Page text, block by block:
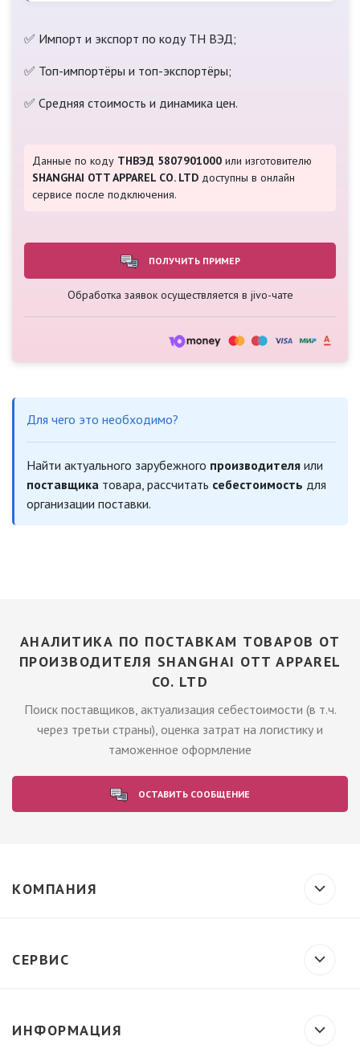
✅ Импорт и экспорт по коду ТН ВЭД;
✅ Топ-импортёры и топ-экспортёры;
✅ Средняя стоимость и динамика цен.
Данные по коду ТНВЭД 5807901000 или изготовителю
SHANGHAI OTT APPAREL CO. LTD доступны в онлайн
сервисе после подключения.
ПОЛУЧИТЬ ПРИМЕР
Обработка заявок осуществляется в jivo-чате
Для чего это необходимо?
Найти актуального зарубежного производителя или
поставщика товара, рассчитать себестоимость для
организации поставки.
АНАЛИТИКА ПО ПОСТАВКАМ ТОВАРОВ ОТ
ПРОИЗВОДИТЕЛЯ SHANGHAI OTT APPAREL
CO. LTD
Поиск поставщиков, актуализация себестоимости (в т.ч.
через третьи страны), оценка затрат на логистику и
таможенное оформление
ОСТАВИТЬ СООБЩЕНИЕ
КОМПАНИЯ
СЕРВИС
ИНФОРМАЦИЯ